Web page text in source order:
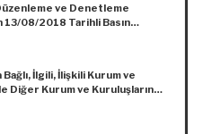
ve Denetleme
13/08/2018 Tarihli Basın
Bağlı, İlgili, İlişkili Kurum ve
Diğer Kurum ve Kuruluşların